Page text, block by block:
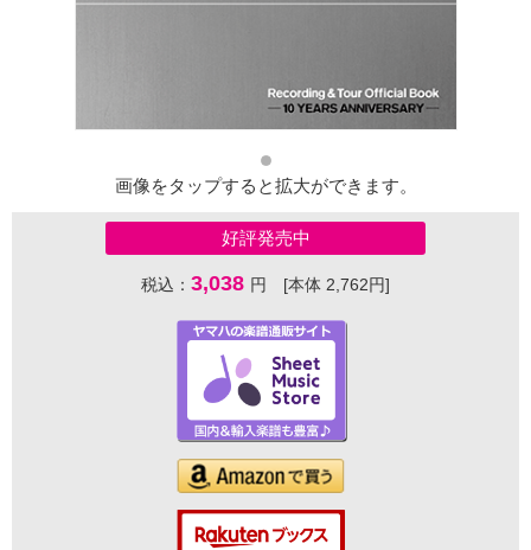
画像をタップすると拡大ができます。
好評発売中
税込： 3,038 円 [本体 2,762円]